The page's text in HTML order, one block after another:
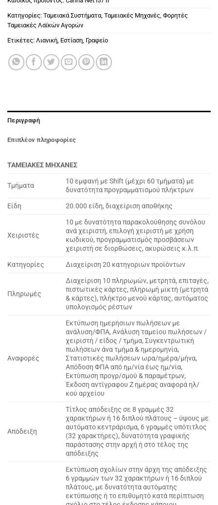
Κατηγορίες: Ταμειακά Συστήματα, Ταμειακές Μηχανές, Φορητές
Ταμειακές Λαϊκών Αγορών
Ετικέτες: Λιανική, Εστίαση, Γραφείο
Περιγραφή
Επιπλέον πληροφορίες
ΤΑΜΕΙΑΚΕΣ ΜΗΧΑΝΕΣ
Τμήματα
10 εμφανή με Shift (μέχρι 60 τμήματα) με
δυνατότητα προγραμματισμού πλήκτρων
Είδη
20.000 είδη, διαχείριση αποθήκης
Χειριστές
10 με δυνατότητα παρακολούθησης συνόλου
ανά χειριστή, επιλογή χειριστή με χρήση
κωδικού, προγραμματισμός προσβάσεων
χειριστή σε διορθώσεις, ακυρώσεις κ.λ.π.
Κατηγορίες
Διαχείριση 20 κατηγοριών προϊόντων
Πληρωμές
Διαχείριση 10 πληρωμών, μετρητά, επιταγές,
πιστωτικές κάρτες, πληρωμή μικτή (μετρητά
& κάρτες), πλήκτρο μενού κάρτας, αυτόματος
υπολογισμός ρέστων
Αναφορές
Εκτύπωση ημερήσιων πωλήσεων με
ανάλυση/ΦΠΑ, Ανάλυση ταμείου πωλήσεων /
χειριστή / είδος / τμήμα, Συγκεντρωτική
πωλήσεων άνα τμήμα & ημερομηνία,
Στατιστικές πωλήσεων ωρα/ημέρα/μήνα,
Απόδοση ΦΠΑ από ημ/νία έως ημ/νία,
Εκτύπωση προγρ/σμού & παραμέτρων,
Έκδοση αντίγραφου Ζ ημέρας αναφορά ηλ/
κού αρχείου
Απόδειξη
Τίτλος απόδειξης σε 8 γραμμές 32
χαρακτήρων ή 16 διπλού πλάτους – ύψους με
αυτόματο κεντράρισμα, 6 γραμμές υπότιτλος
(32 χαρακτήρες), δυνατότητα γραφικής
παράστασης στην αρχή ή στο τέλος της
απόδειξης
Εκτύπωση σχολίων στην άρχη της απόδειξης
6 γραμμών των 32 χαρακτήρων ή 16 διπλού
πλάτους, με δυνατότητα αυτόματης
εκτύπωσης ή το επιθυμητό κατά περίπτωση